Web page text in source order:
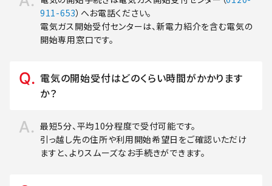
911-653）へお電話ください。
電気ガス開始受付センターは、新電力紹介を含む電気の
開始専用窓口です。
電気の開始受付はどのくらい時間がかかります
か？
最短5分、平均10分程度で受付可能です。
引っ越し先の住所や利用開始希望日をご確認いただけ
ますと、よりスムーズなお手続きができます。